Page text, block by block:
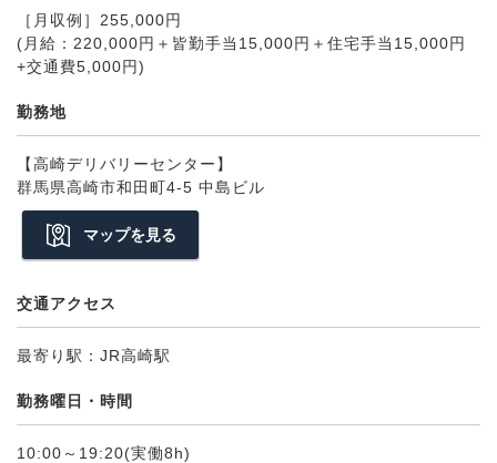
［月収例］255,000円
(月給：220,000円＋皆勤手当15,000円＋住宅手当15,000円
+交通費5,000円)
勤務地
【高崎デリバリーセンター】
群馬県高崎市和田町4-5 中島ビル
マップを見る
交通アクセス
最寄り駅：JR高崎駅
勤務曜日・時間
10:00～19:20(実働8h)